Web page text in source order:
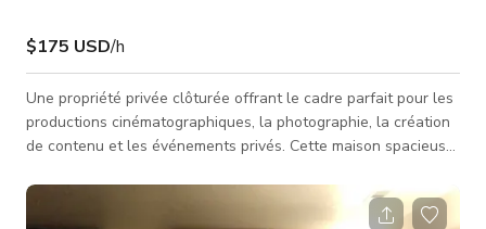
$175 USD/h
Une propriété privée clôturée offrant le cadre parfait pour les
productions cinématographiques, la photographie, la création
de contenu et les événements privés. Cette maison spacieuse
0.65 acre entouré d'arbres matures, de jardins colorés et
offrant une vue panoramique sur la montagne et la ville. La